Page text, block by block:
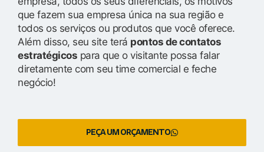
que fazem sua empresa única na sua região e
todos os serviços ou produtos que você oferece.
Além disso, seu site terá pontos de contatos
estratégicos para que o visitante possa falar
diretamente com seu time comercial e feche
negócio!
PEÇA UM ORÇAMENTO